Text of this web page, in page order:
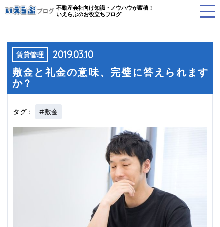
不動産会社向け知識・ノウハウが蓄積！
いえらぶのお役立ちブログ
賃貸管理 2019.03.10
敷金と礼金の意味、完璧に答えられます
か？
タグ： #敷金